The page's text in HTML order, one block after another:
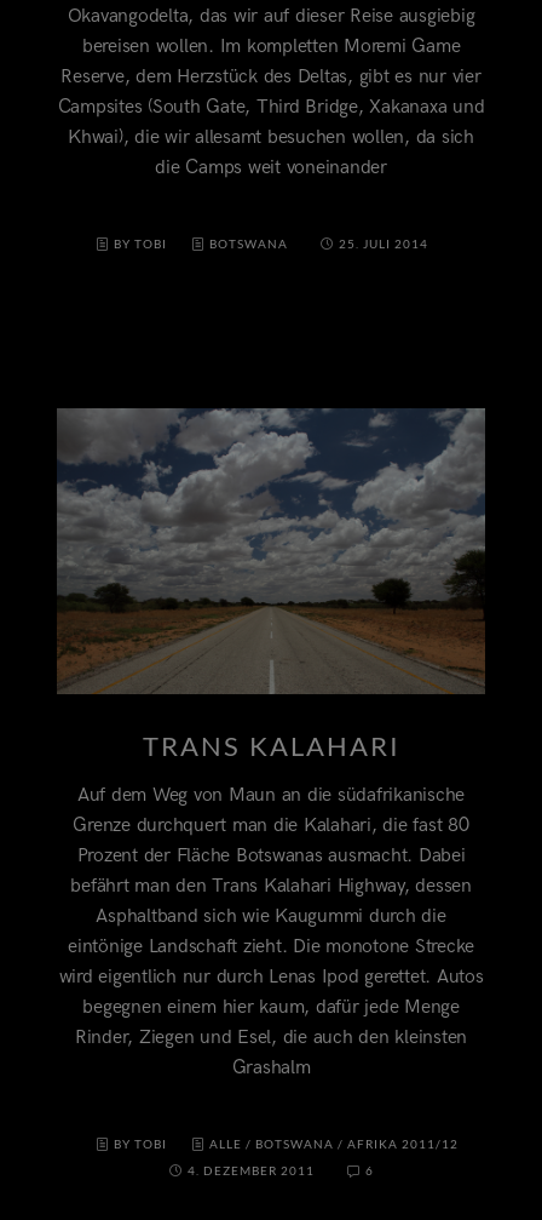
Okavangodelta, das wir auf dieser Reise ausgiebig
bereisen wollen. Im kompletten Moremi Game
Reserve, dem Herzstück des Deltas, gibt es nur vier
Campsites (South Gate, Third Bridge, Xakanaxa und
Khwai), die wir allesamt besuchen wollen, da sich
die Camps weit voneinander
BY TOBI BOTSWANA 25. JULI 2014
TRANS KALAHARI
Auf dem Weg von Maun an die südafrikanische
Grenze durchquert man die Kalahari, die fast 80
Prozent der Fläche Botswanas ausmacht. Dabei
befährt man den Trans Kalahari Highway, dessen
Asphaltband sich wie Kaugummi durch die
eintönige Landschaft zieht. Die monotone Strecke
wird eigentlich nur durch Lenas Ipod gerettet. Autos
begegnen einem hier kaum, dafür jede Menge
Rinder, Ziegen und Esel, die auch den kleinsten
Grashalm
BY TOBI ALLE / BOTSWANA /AFRIKA 2011/12
4. DEZEMBER 2011
6